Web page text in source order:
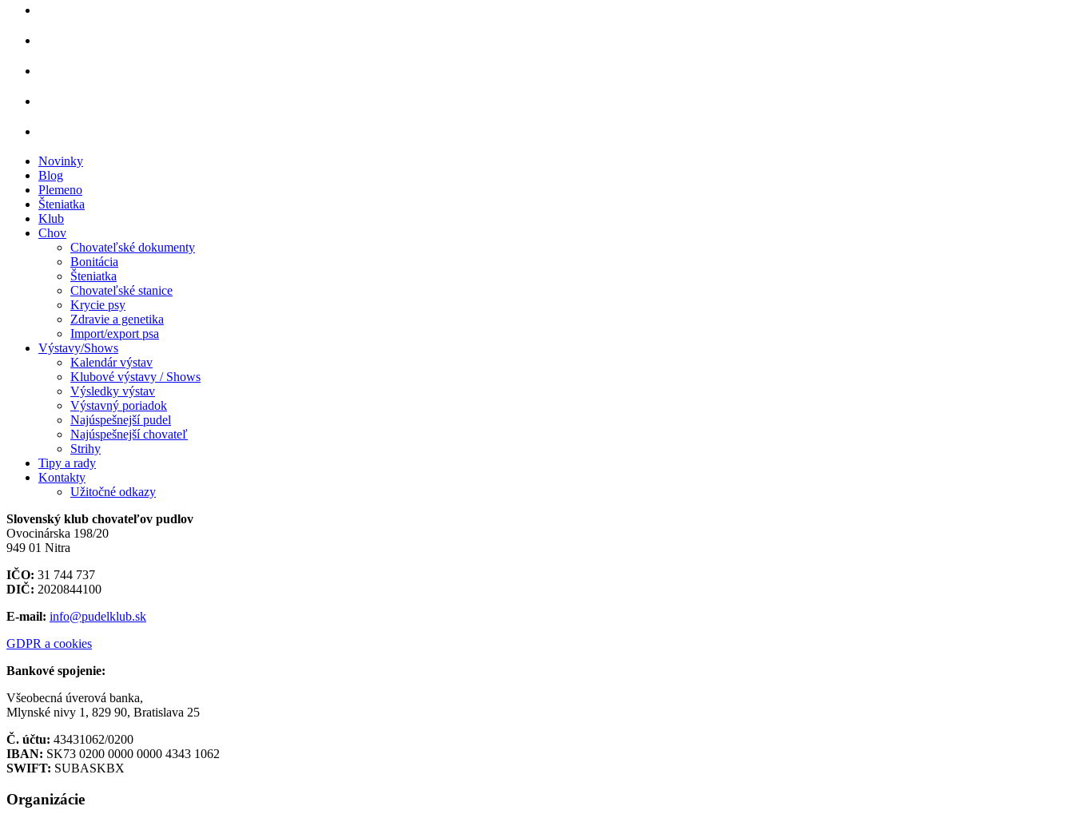
Novinky
Blog
Plemeno
Šteniatka
Klub
Chov
Chovateľské dokumenty
Bonitácia
Šteniatka
Chovateľské stanice
Krycie psy
Zdravie a genetika
Import/export psa
Výstavy/Shows
Kalendár výstav
Klubové výstavy / Shows
Výsledky výstav
Výstavný poriadok
Najúspešnejší pudel
Najúspešnejší chovateľ
Strihy
Tipy a rady
Kontakty
Užitočné odkazy
Slovenský klub chovateľov pudlov
Ovocinárska 198/20
949 01 Nitra
IČO: 31 744 737
DIČ: 2020844100
E-mail: info@pudelklub.sk
GDPR a cookies
Bankové spojenie:
Všeobecná úverová banka,
Mlynské nivy 1, 829 90, Bratislava 25
Č. účtu: 43431062/0200
IBAN: SK73 0200 0000 0000 4343 1062
SWIFT: SUBASKBX
Organizácie